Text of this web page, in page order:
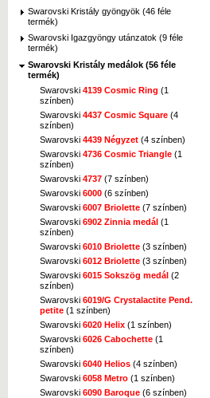
Swarovski Kristály gyöngyök (46 féle
termék)
Swarovski Igazgyöngy utánzatok (9 féle
termék)
Swarovski Kristály medálok (56 féle
termék)
Swarovski 4139 Cosmic Ring (1
színben)
Swarovski 4437 Cosmic Square (4
színben)
Swarovski 4439 Négyzet (4 színben)
Swarovski 4736 Cosmic Triangle (1
színben)
Swarovski 4737 (7 színben)
Swarovski 6000 (6 színben)
Swarovski 6007 Briolette (7 színben)
Swarovski 6902 Zinnia medál (1
színben)
Swarovski 6010 Briolette (3 színben)
Swarovski 6012 Briolette (3 színben)
Swarovski 6015 Sokszög medál (2
színben)
Swarovski 6019/G Crystalactite Pend.
petite (1 színben)
Swarovski 6020 Helix (1 színben)
Swarovski 6026 Cabochette (1
színben)
Swarovski 6040 Helios (4 színben)
Swarovski 6058 Metro (1 színben)
Swarovski 6090 Baroque (6 színben)